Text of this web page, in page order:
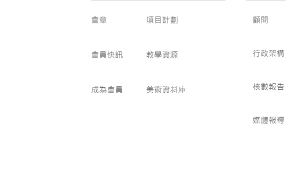
會章
會員快訊
成為會員
項目計劃
教學資源
美術資料庫
顧問
行政架構
核數報告
媒體報導